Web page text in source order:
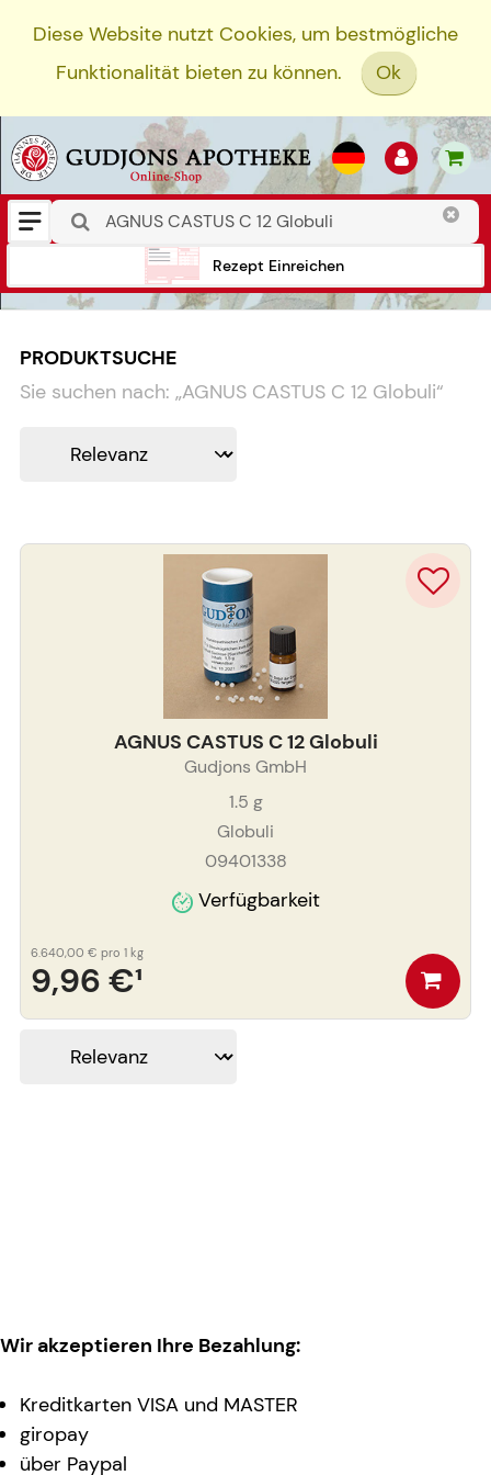
Diese Website nutzt Cookies, um bestmögliche
Funktionalität bieten zu können.
Ok
Rezept Einreichen
PRODUKTSUCHE
Sie suchen nach: „AGNUS CASTUS C 12 Globuli“
AGNUS CASTUS C 12 Globuli
Gudjons GmbH
1.5 g
Globuli
09401338
Verfügbarkeit
9,96 €¹
6.640,00 € pro 1 kg
Wir akzeptieren Ihre Bezahlung:
Kreditkarten VISA und MASTER
giropay
über Paypal